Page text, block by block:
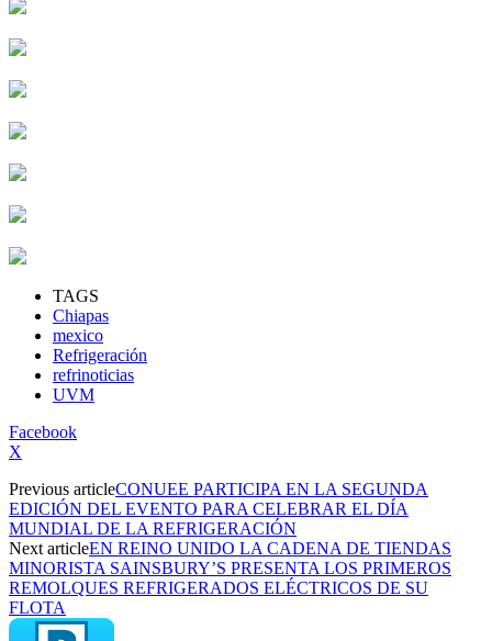
TAGS
Chiapas
mexico
Refrigeración
refrinoticias
UVM
Facebook
X
Previous articleCONUEE PARTICIPA EN LA SEGUNDA
EDICIÓN DEL EVENTO PARA CELEBRAR EL DÍA
MUNDIAL DE LA REFRIGERACIÓN
Next articleEN REINO UNIDO LA CADENA DE TIENDAS
MINORISTA SAINSBURY’S PRESENTA LOS PRIMEROS
REMOLQUES REFRIGERADOS ELÉCTRICOS DE SU
FLOTA